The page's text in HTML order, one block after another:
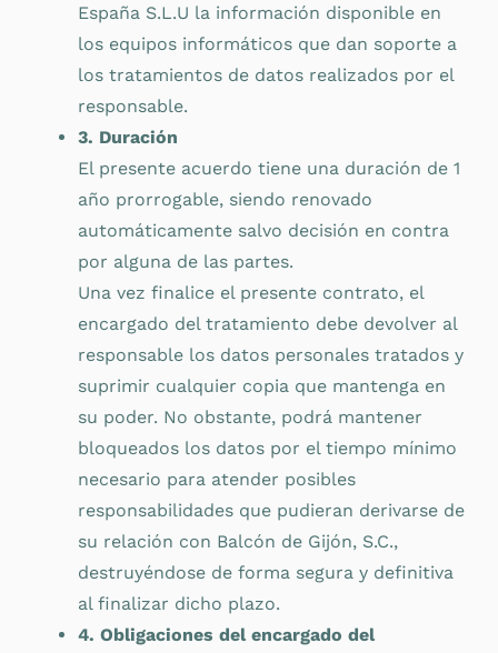
España S.L.U la información disponible en
los equipos informáticos que dan soporte a
los tratamientos de datos realizados por el
responsable.
3. Duración
El presente acuerdo tiene una duración de 1
año prorrogable, siendo renovado
automáticamente salvo decisión en contra
por alguna de las partes.
Una vez finalice el presente contrato, el
encargado del tratamiento debe devolver al
responsable los datos personales tratados y
suprimir cualquier copia que mantenga en
su poder. No obstante, podrá mantener
bloqueados los datos por el tiempo mínimo
necesario para atender posibles
responsabilidades que pudieran derivarse de
su relación con Balcón de Gijón, S.C.,
destruyéndose de forma segura y definitiva
al finalizar dicho plazo.
4. Obligaciones del encargado del